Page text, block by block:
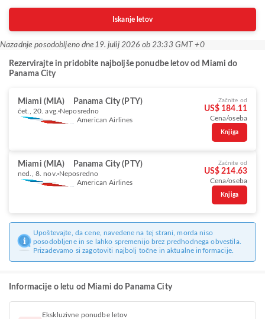
Iskanje letov
Nazadnje posodobljeno dne 19. julij 2026 ob 23:33 GMT +0
Rezervirajte in pridobite najboljše ponudbe letov od Miami do
Panama City
Miami (MIA) Panama City (PTY)
čet., 20. avg. Neposredno
American Airlines
Začnite od
US$ 184.11
Cena/oseba
Knjiga
Miami (MIA) Panama City (PTY)
ned., 8. nov. Neposredno
American Airlines
Začnite od
US$ 214.63
Cena/oseba
Knjiga
Upoštevajte, da cene, navedene na tej strani, morda niso
posodobljene in se lahko spremenijo brez predhodnega obvestila.
Prizadevamo si zagotoviti najbolj točne in aktualne informacije.
Informacije o letu od Miami do Panama City
Ekskluzivne ponudbe letov